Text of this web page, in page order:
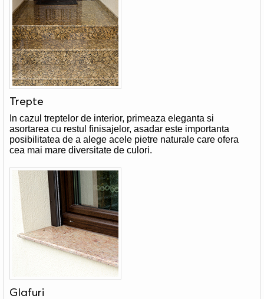
Trepte
In cazul treptelor de interior, primeaza eleganta si
asortarea cu restul finisajelor, asadar este importanta
posibilitatea de a alege acele pietre naturale care ofera
cea mai mare diversitate de culori.
Glafuri